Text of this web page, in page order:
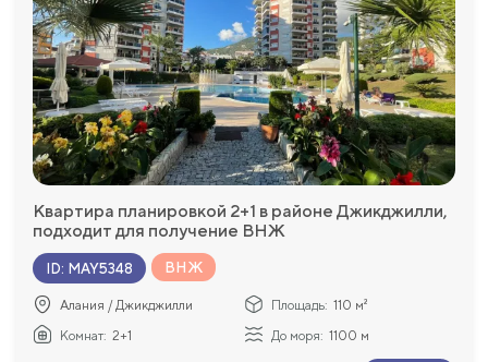
Квартира планировкой 2+1 в районе Джикджилли,
подходит для получение ВНЖ
ID: MAY5348 ВНЖ
Алания / Джикджилли Площадь: 110 м²
Комнат: 2+1 До моря: 1100 м